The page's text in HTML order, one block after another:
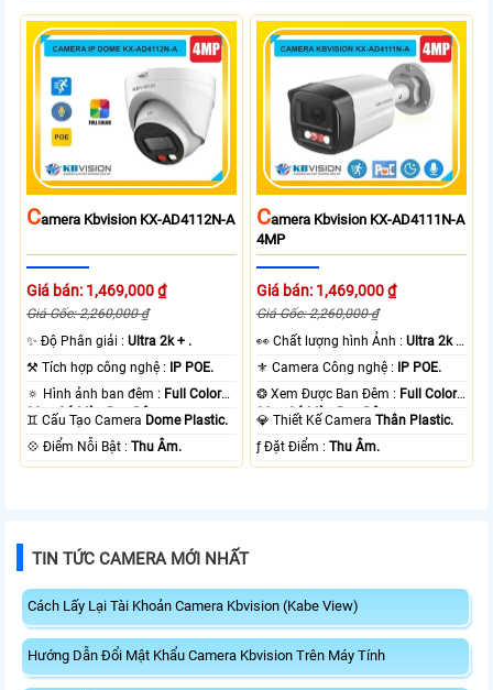
CAmera Kbvision KX-AD4112N-A
Giá bán: 1,469,000 ₫
Giá Gốc: 2,260,000 ₫
✨ Độ Phân giải :Ultra 2k + .
⚒ Tích hợp công nghệ :
IP POE.
🔅 Hình ảnh ban đêm : Full Color
30m Có Màu Ban Ðêm.
♊ Cấu Tạo Camera Dome Plastic.
️💠 Điểm Nỗi Bật :Thu Âm.
CAmera Kbvision KX-AD4111N-A
4MP
Giá bán: 1,469,000 ₫
Giá Gốc: 2,260,000 ₫
️👀 Chất lượng hình Ảnh :Ultra 2k +
⚜️ Camera Công nghệ :
IP POE.
❂ Xem Được Ban Đêm : Full Color
30m Có Màu Ban Ðêm.
💎 Thiết Kế CameraThân Plastic.
️ƒ Đặt Điểm :Thu Âm.
TIN TỨC CAMERA MỚI NHẤT
Cách Lấy Lại Tài Khoản Camera Kbvision (Kabe View)
Hướng Dẫn Đổi Mật Khẩu Camera Kbvision Trên Máy Tính